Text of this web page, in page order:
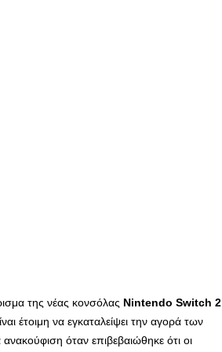
της νέας κονσόλας Nintendo Switch 2
έτοιμη να εγκαταλείψει την αγορά των
όταν επιβεβαιώθηκε ότι οι